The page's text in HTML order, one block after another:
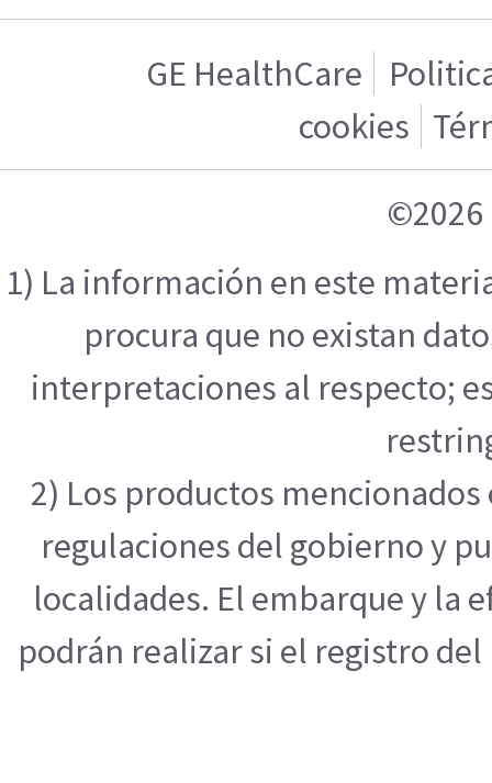
GE HealthCare
cookies
©2026
1) La información en este
procura que no existan
interpretaciones al respecto;
2) Los productos
regulaciones del gobierno y
localidades. El embarque y la
podrán realizar si el registro